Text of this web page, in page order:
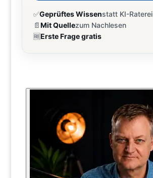
✅Geprüftes Wissenstatt KI-Raterei
📄Mit Quellezum Nachlesen
🆓Erste Frage gratis